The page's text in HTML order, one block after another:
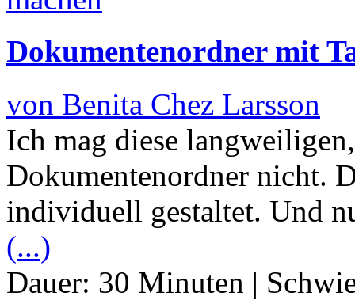
Dokumentenordner mit
von Benita Chez Larsson
Ich mag diese
Dokumentenordner nicht.
individuell gestaltet. Und
(...)
Dauer: 30 Minuten |